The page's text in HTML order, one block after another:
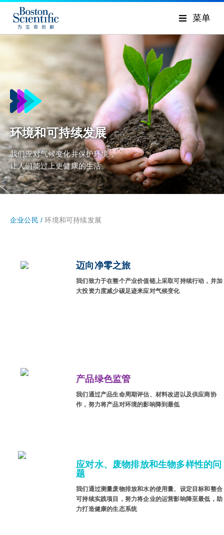
菜单
环境和可持续发展
我们应对气候变化并保护环境，
让人们能过上更健康的生活。
企业公民 /环境和可持续发展
迈向净零之旅
我们致力于在整个产业价值链上采取可持续行动，并加
大投资力度减少碳足迹来应对气候变化
产品绿色监管
我们通过产品生命周期评估、材料改进以及供应商协
作，努力将产品对环境的影响降到最低
应对水、废物排放和生物多样性的问
题
我们通过测量废物排放和水的使用量、设定目标和整合
可持续实践项目，努力将企业的运营影响降至最低，助
力打造健康的生态系统